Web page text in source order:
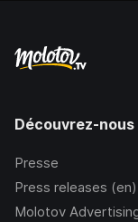
Découvrez-nous
Presse
Press releases (en)
Molotov